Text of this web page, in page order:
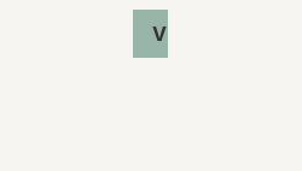
Vis produkt